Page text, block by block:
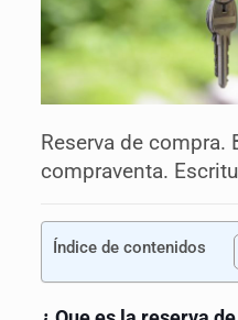
Reserva de compra.
compraventa.
Índice de contenidos